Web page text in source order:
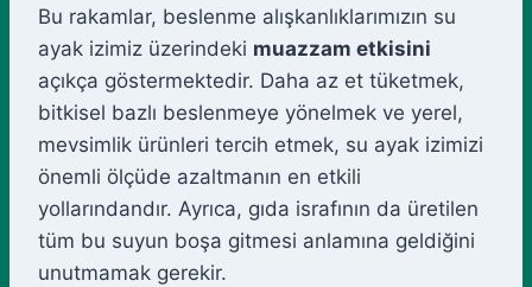
Bu rakamlar, beslenme alışkanlıklarımızın su
ayak izimiz üzerindeki muazzam etkisini
açıkça göstermektedir. Daha az et tüketmek,
bitkisel bazlı beslenmeye yönelmek ve yerel,
mevsimlik ürünleri tercih etmek, su ayak izimizi
önemli ölçüde azaltmanın en etkili
yollarındandır. Ayrıca, gıda israfının da üretilen
tüm bu suyun boşa gitmesi anlamına geldiğini
unutmamak gerekir.